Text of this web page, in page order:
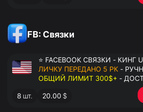
FB: Связки
⭐ FACEBOOK СВЯЗКИ - КИНГ
ЛИЧКУ ПЕРЕДАНО 5 РК -
ОБЩИЙ ЛИМИТ 300$+ -
АККАУНТОВ - ПЕРЕДАЧА В
8 шт. 20.00 $